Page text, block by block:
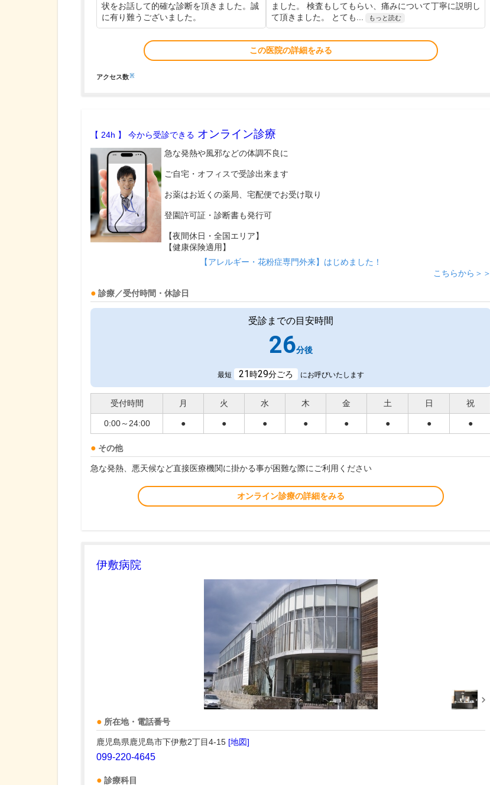
状をお話して的確な診断を頂きました。誠
に有り難うございました。
ました。 検査もしてもらい、痛みについて丁寧に説明し
て頂きました。 とても...
もっと読む
この医院の詳細をみる
アクセス数※
【 24h 】 今から受診できる オンライン診療
急な発熱や風邪などの体調不良に
ご自宅・オフィスで受診出来ます
お薬はお近くの薬局、宅配便でお受け取り
登園許可証・診断書も発行可
【夜間休日・全国エリア】
【健康保険適用】
【アレルギー・花粉症専門外来】はじめました！
こちらから＞＞
診療／受付時間・休診日
受診までの目安時間
26分後
最短 21時29分ごろ にお呼びいたします
受付時間 月 火 水 木 金 土 日 祝
0:00～24:00 ● ● ● ● ● ● ● ●
その他
急な発熱、悪天候など直接医療機関に掛かる事が困難な際にご利用ください
オンライン診療の詳細をみる
伊敷病院
所在地・電話番号
鹿児島県鹿児島市下伊敷2丁目4-15 [地図]
099-220-4645
診療科目